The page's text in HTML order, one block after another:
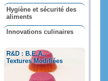
Hygiène et sécurité des
aliments
Innovations culinaires
R&D : B.E.A.,
Textures Modifiées